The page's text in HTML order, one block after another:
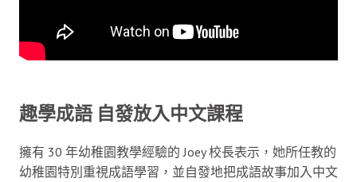
趣學成語 自發放入中文課程
擁有 30 年幼稚園教學經驗的 Joey 校長表示，她所任教的
幼稚園特別重視成語學習，並自發地把成語故事加入中文